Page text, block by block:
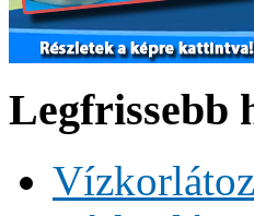
Legfrissebb